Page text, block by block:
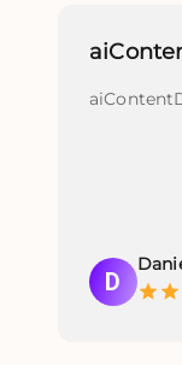
D